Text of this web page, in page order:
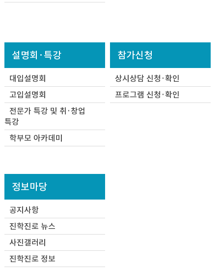
설명회·특강
대입설명회
고입설명회
전문가 특강 및 취·창업
특강
학부모 아카데미
참가신청
상시상담 신청·확인
프로그램 신청·확인
정보마당
공지사항
진학진로 뉴스
사진갤러리
진학진로 정보